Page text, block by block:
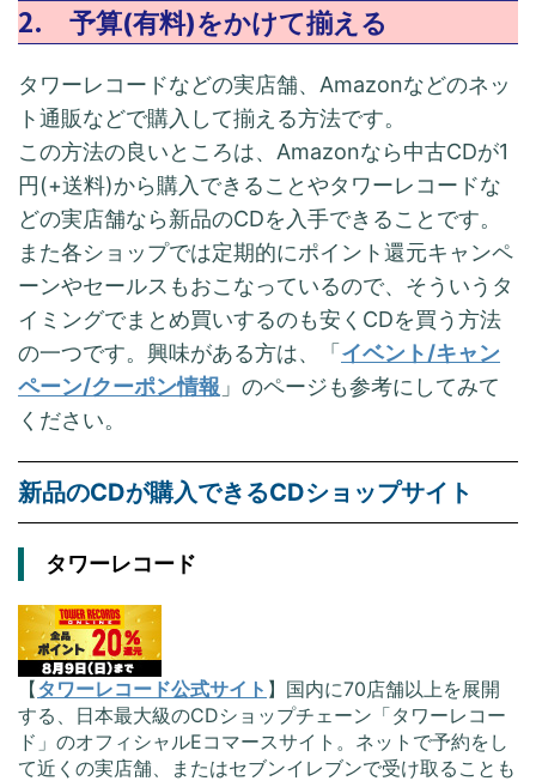
2. 予算(有料)をかけて揃える
タワーレコードなどの実店舗、Amazonなどのネッ
ト通販などで購入して揃える方法です。
この方法の良いところは、Amazonなら中古CDが1
円(+送料)から購入できることやタワーレコードな
どの実店舗なら新品のCDを入手できることです。
また各ショップでは定期的にポイント還元キャンペ
ーンやセールスもおこなっているので、そういうタ
イミングでまとめ買いするのも安くCDを買う方法
の一つです。興味がある方は、「 イベント/キャン
ペーン/クーポン情報 」のページも参考にしてみて
ください。
新品のCDが購入できるCDショップサイト
タワーレコード
【タワーレコード公式サイト 】国内に70店舗以上を展開
する、日本最大級のCDショップチェーン「タワーレコー
ド」のオフィシャルEコマースサイト。ネットで予約をし
て近くの実店舗、またはセブンイレブンで受け取ることも